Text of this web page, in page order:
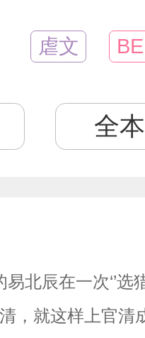
虐文 BE
全
北辰在一次‘’选
，就这样上官